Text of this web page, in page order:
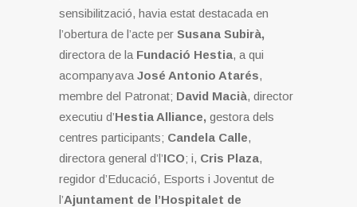
sensibilització, havia estat destacada en
l’obertura de l’acte per Susana Subirà,
directora de la Fundació Hestia, a qui
acompanyava José Antonio Atarés,
membre del Patronat; David Macià, director
executiu d’Hestia Alliance, gestora dels
centres participants; Candela Calle,
directora general d’l’ICO; i, Cris Plaza,
regidor d’Educació, Esports i Joventut de
l’Ajuntament de l’Hospitalet de